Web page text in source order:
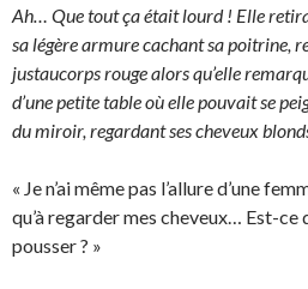
Ah… Que tout ça était lourd ! Elle
sa légère armure cachant sa poitrine,
justaucorps rouge alors qu’elle
d’une petite table où elle pouvait se
du miroir, regardant ses cheveux
« Je n’ai même pas l’allure d’une
qu’à regarder mes cheveux… Est-ce
pousser ? »